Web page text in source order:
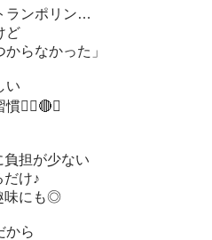
ランポリン…
ど
らなかった」
い
🧘‍♀️🔴✨
負担が少ない
だけ♪
味にも◎
から